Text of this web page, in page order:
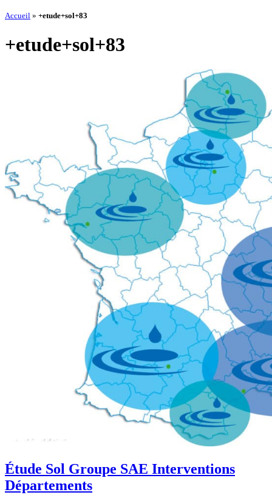
Accueil » +etude+sol+83
+etude+sol+83
Étude Sol Groupe SAE Interventions
Départements